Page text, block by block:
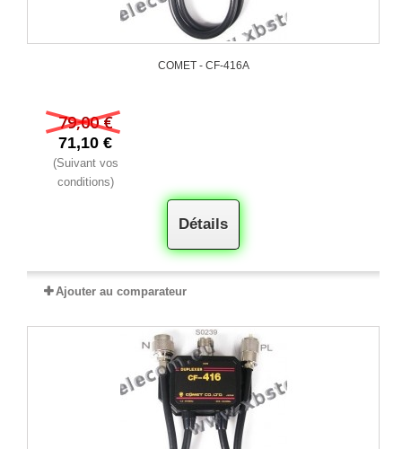
COMET - CF-416A
79,00 €
71,10 €
(Suivant vos
conditions)
Détails
Ajouter au comparateur